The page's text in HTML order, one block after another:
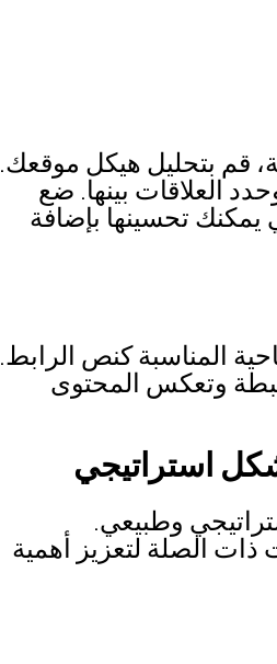
قم بتحليل هيكل موقعك.
العلاقات بينها. ضع
تحسينها بإضافة
المناسبة كنص الرابط.
وتعكس المحتوى
استراتيجي
وطبيعي.
الصلة لتعزيز أهمية